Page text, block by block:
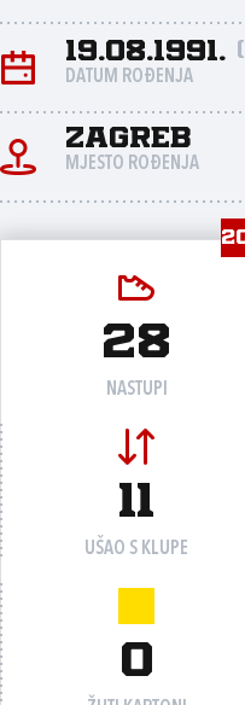
19.08.1991.
DATUM ROĐENJA
Zagreb
MJESTO ROĐENJA
28
NASTUPI
11
UŠAO S KLUPE
0